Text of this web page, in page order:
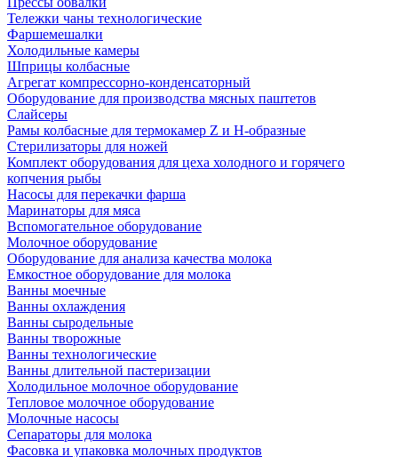
Тележки чаны технологические
Фаршемешалки
Холодильные камеры
Шприцы колбасные
Агрегат компрессорно-конденсаторный
Оборудование для производства мясных паштетов
Слайсеры
Рамы колбасные для термокамер Z и H-образные
Стерилизаторы для ножей
Комплект оборудования для цеха холодного и горячего
копчения рыбы
Насосы для перекачки фарша
Маринаторы для мяса
Вспомогательное оборудование
Молочное оборудование
Оборудование для анализа качества молока
Емкостное оборудование для молока
Ванны моечные
Ванны охлаждения
Ванны сыродельные
Ванны творожные
Ванны технологические
Ванны длительной пастеризации
Холодильное молочное оборудование
Тепловое молочное оборудование
Молочные насосы
Сепараторы для молока
Фасовка и упаковка молочных продуктов